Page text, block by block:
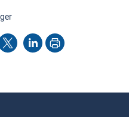
cette page
LinkedInImprimer